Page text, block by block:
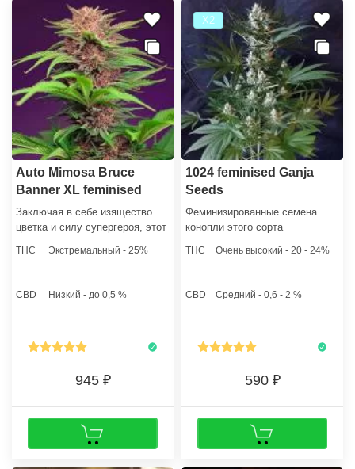
Auto Mimosa Bruce
Banner XL feminised
Ganja Seeds
Заключая в себе изящество
цветка и силу супергероя, этот
гарантированно заинтересует
порадуются его устойчивости и
THC Экстремальный - 25%+
CBD Низкий - до 0,5 %
945
Х2
1024 feminised Ganja
Seeds
Феминизированные семена
конопли этого сорта
высадки в грунт, из них
стрейна длится 10-12 недель, а
THC Очень высокий - 20 - 24%
CBD Средний - 0,6 - 2 %
590